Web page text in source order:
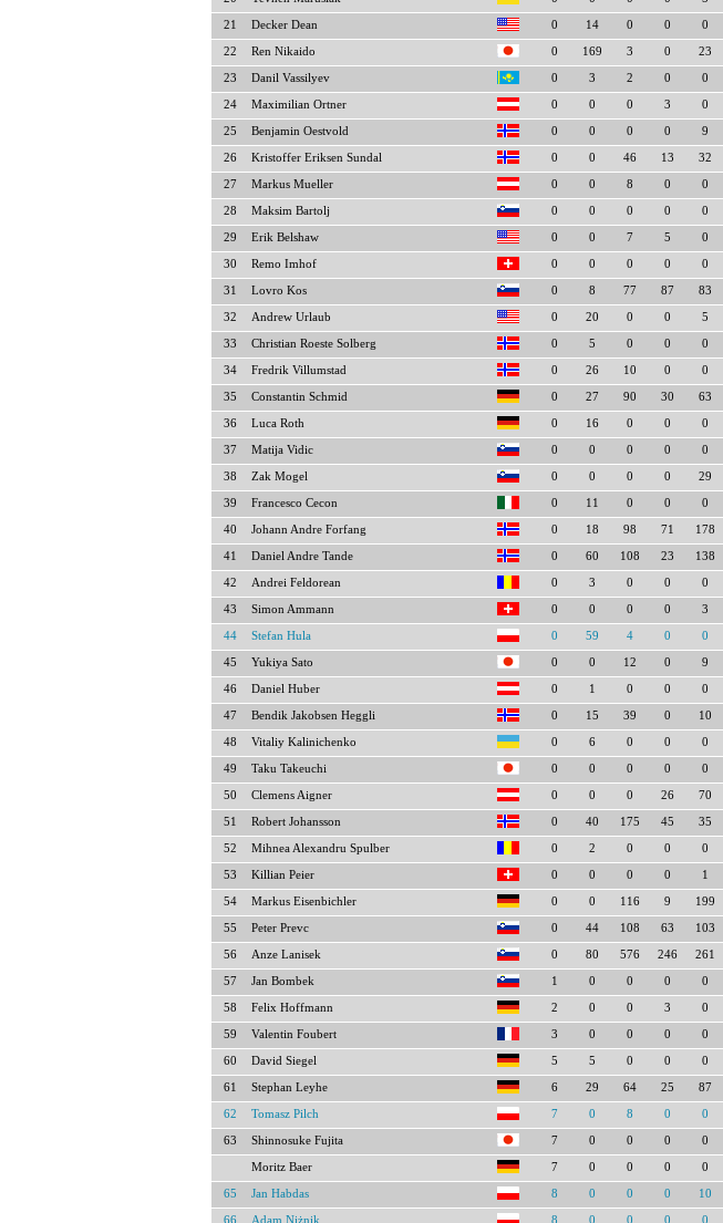
21 Decker Dean 0 14 0 0 0
22 Ren Nikaido 0 169 3 0 23
23 Danil Vassilyev 0 3 2 0 0
24 Maximilian Ortner 0 0 0 3 0
25 Benjamin Oestvold 0 0 0 0 9
26 Kristoffer Eriksen Sundal 0 0 46 13 32
27 Markus Mueller 0 0 8 0 0
28 Maksim Bartolj 0 0 0 0 0
29 Erik Belshaw 0 0 7 5 0
30 Remo Imhof 0 0 0 0 0
31 Lovro Kos 0 8 77 87 83
32 Andrew Urlaub 0 20 0 0 5
33 Christian Roeste Solberg 0 5 0 0 0
34 Fredrik Villumstad 0 26 10 0 0
35 Constantin Schmid 0 27 90 30 63
36 Luca Roth 0 16 0 0 0
37 Matija Vidic 0 0 0 0 0
38 Zak Mogel 0 0 0 0 29
39 Francesco Cecon 0 11 0 0 0
40 Johann Andre Forfang 0 18 98 71 178
41 Daniel Andre Tande 0 60 108 23 138
42 Andrei Feldorean 0 3 0 0 0
43 Simon Ammann 0 0 0 0 3
44 Stefan Hula 0 59 4 0 0
45 Yukiya Sato 0 0 12 0 9
46 Daniel Huber 0 1 0 0 0
47 Bendik Jakobsen Heggli 0 15 39 0 10
48 Vitaliy Kalinichenko 0 6 0 0 0
49 Taku Takeuchi 0 0 0 0 0
50 Clemens Aigner 0 0 0 26 70
51 Robert Johansson 0 40 175 45 35
52 Mihnea Alexandru Spulber 0 2 0 0 0
53 Killian Peier 0 0 0 0 1
54 Markus Eisenbichler 0 0 116 9 199
55 Peter Prevc 0 44 108 63 103
56 Anze Lanisek 0 80 576 246 261
57 Jan Bombek 1 0 0 0 0
58 Felix Hoffmann 2 0 0 3 0
59 Valentin Foubert 3 0 0 0 0
60 David Siegel 5 5 0 0 0
61 Stephan Leyhe 6 29 64 25 87
62 Tomasz Pilch 7 0 8 0 0
63 Shinnosuke Fujita 7 0 0 0 0
Moritz Baer 7 0 0 0 0
65 Jan Habdas 8 0 0 0 10
66 Adam Niżnik 8 0 0 0 0